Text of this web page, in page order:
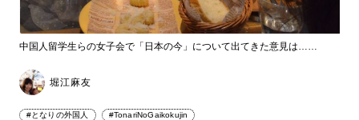
中国人留学生らの女子会で「日本の今」について出てきた意見は……
堀江麻友
#となりの外国人 #TonariNoGaikokujin